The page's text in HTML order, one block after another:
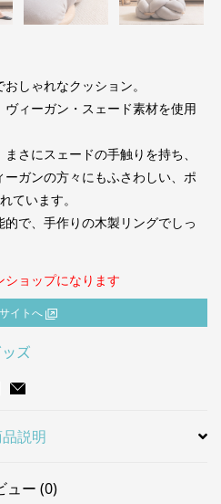
しゃれなクッション。
ィーガン・スェード素材を使用
さにスェードの手触りを持ち、
ガンの方々にもふさわしい、ポ
ています。
で、手作りの木製リングでしっ
ョップになります
イトへ
ズ
説明
ュー (0)